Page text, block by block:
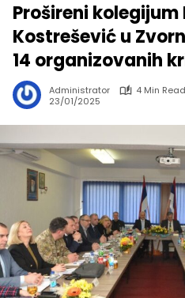
Prošireni
Kostrešević u
14 organizovanih
Administrator
4 Min Read
23/01/2025